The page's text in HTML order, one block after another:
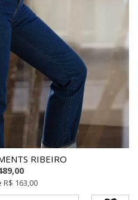
RIBEIRO
R$ 163,00